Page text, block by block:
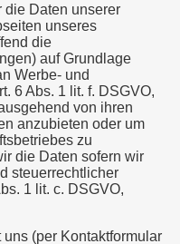
die Daten unserer
unseres
die
auf Grundlage
Werbe- und
6 Abs. 1 lit. f. DSGVO,
von ihren
anzubieten oder um
zu
die Daten sofern wir
steuerrechtlicher
1 lit. c. DSGVO,
(per Kontaktformular